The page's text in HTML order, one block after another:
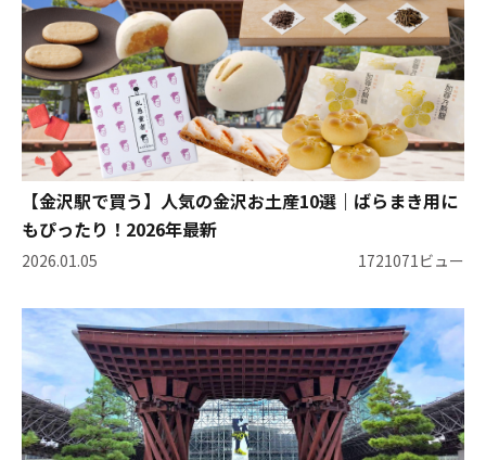
【金沢駅で買う】人気の金沢お土産10選｜ばらまき用に
もぴったり！2026年最新
2026.01.05 1721071ビュー